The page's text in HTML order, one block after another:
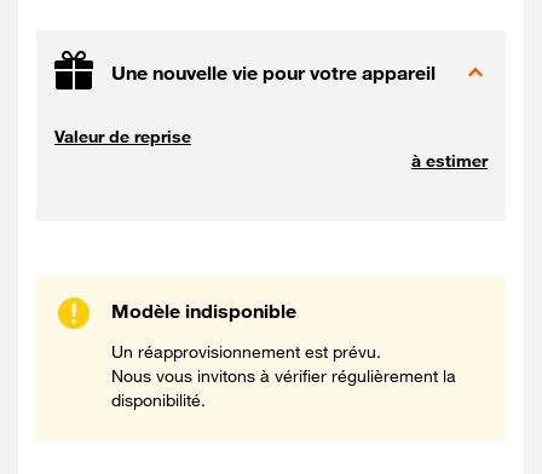
Une nouvelle vie pour votre appareil
Valeur de reprise
à estimer
Modèle indisponible
Un réapprovisionnement est prévu.
Nous vous invitons à vérifier régulièrement la
disponibilité.